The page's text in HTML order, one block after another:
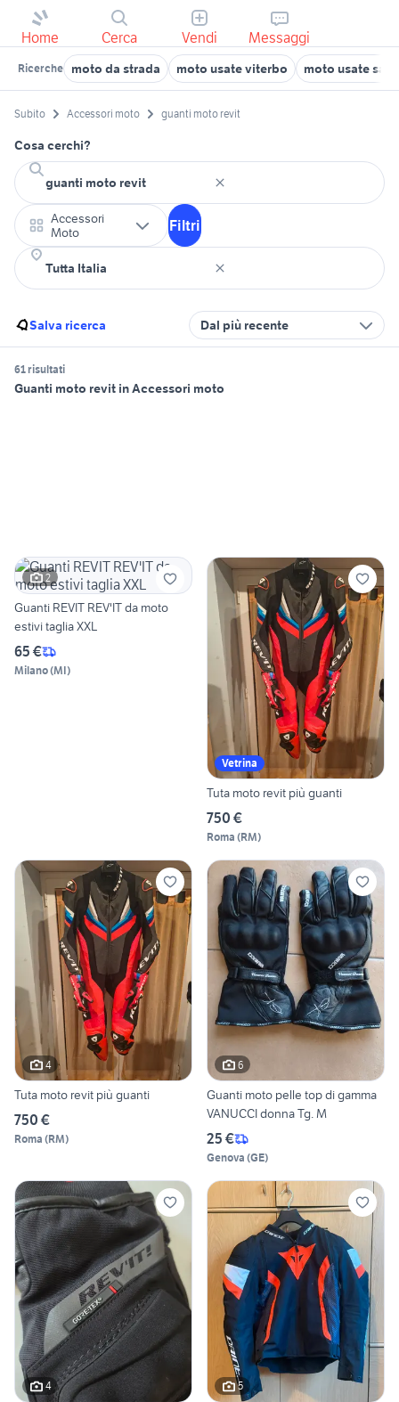
Home Cerca Vendi Messaggi
Ricerche moto da strada moto usate viterbo moto usate
Subito Accessori moto guanti moto revit
Cosa cerchi?
Accessori
Moto
Filtri
Salva ricerca Dal più recente
61 risultati
Guanti moto revit in Accessori moto
2
Guanti REVIT REV'IT da moto
estivi taglia XXL
65 €
Milano(MI)
Vetrina
Tuta moto revit più guanti
750 €
Roma (RM)
4
Tuta moto revit più guanti
750 €
Roma (RM)
6
Guanti moto pelle top di gamma
VANUCCI donna Tg. M
25 €
Genova (GE)
4 5